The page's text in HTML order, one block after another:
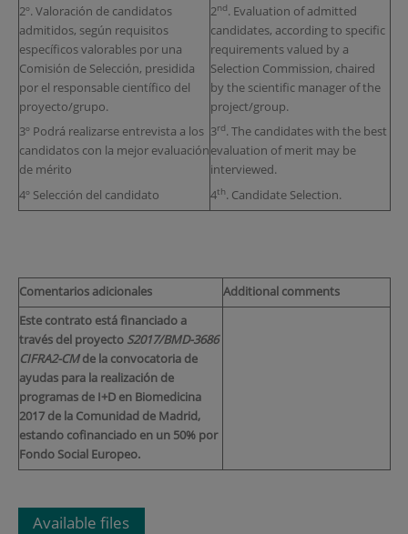
2º. Valoración de candidatos
admitidos, según requisitos
específicos valorables por una
Comisión de Selección, presidida
por el responsable científico del
proyecto/grupo.
3º Podrá realizarse entrevista a los
candidatos con la mejor evaluación
de mérito
4º Selección del candidato
2nd. Evaluation of admitted
candidates, according to specific
requirements valued by a
Selection Commission, chaired
by the scientific manager of the
project/group.
3rd. The candidates with the best
evaluation of merit may be
interviewed.
4th. Candidate Selection.
Comentarios adicionales
Additional comments
Este contrato está financiado a
través del proyecto S2017/BMD-3686
CIFRA2-CMde la convocatoria de
ayudas para la realización de
programas de I+D en Biomedicina
2017 de la Comunidad de Madrid,
estando cofinanciado en un 50% por
Fondo Social Europeo.
Available files